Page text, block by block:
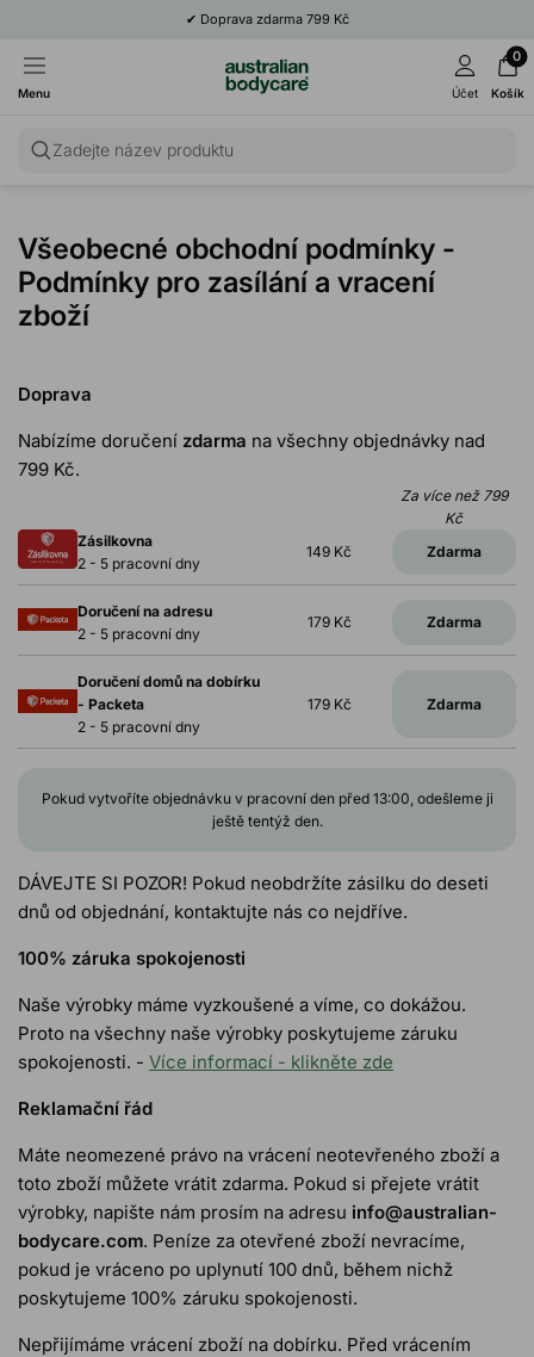
✔ Doprava zdarma 799 Kč
Menu Účet
0
Košík
Zadejte název produktu
Všeobecné obchodní podmínky -
Podmínky pro zasílání a vracení
zboží
Doprava
Nabízíme doručení zdarma na všechny objednávky nad
799 Kč.
Za více než 799
Kč
Zásilkovna
2 - 5 pracovní dny
149 Kč Zdarma
Doručení na adresu
2 - 5 pracovní dny
179 Kč Zdarma
Doručení domů na dobírku
- Packeta
2 - 5 pracovní dny
179 Kč Zdarma
Pokud vytvoříte objednávku v pracovní den před 13:00, odešleme ji
ještě tentýž den.
DÁVEJTE SI POZOR! Pokud neobdržíte zásilku do deseti
dnů od objednání, kontaktujte nás co nejdříve.
100% záruka spokojenosti
Naše výrobky máme vyzkoušené a víme, co dokážou.
Proto na všechny naše výrobky poskytujeme záruku
spokojenosti. - Více informací - klikněte zde
Reklamační řád
Máte neomezené právo na vrácení neotevřeného zboží a
toto zboží můžete vrátit zdarma. Pokud si přejete vrátit
výrobky, napište nám prosím na adresu info@australian-
bodycare.com. Peníze za otevřené zboží nevracíme,
pokud je vráceno po uplynutí 100 dnů, během nichž
poskytujeme 100% záruku spokojenosti.
Nepřijímáme vrácení zboží na dobírku. Před vrácením